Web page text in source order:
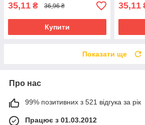
35,11 ₴ 36,96 ₴
Купити
35,11
Показати ще
Про нас
99% позитивних з 521 відгука за рік
Працює з 01.03.2012